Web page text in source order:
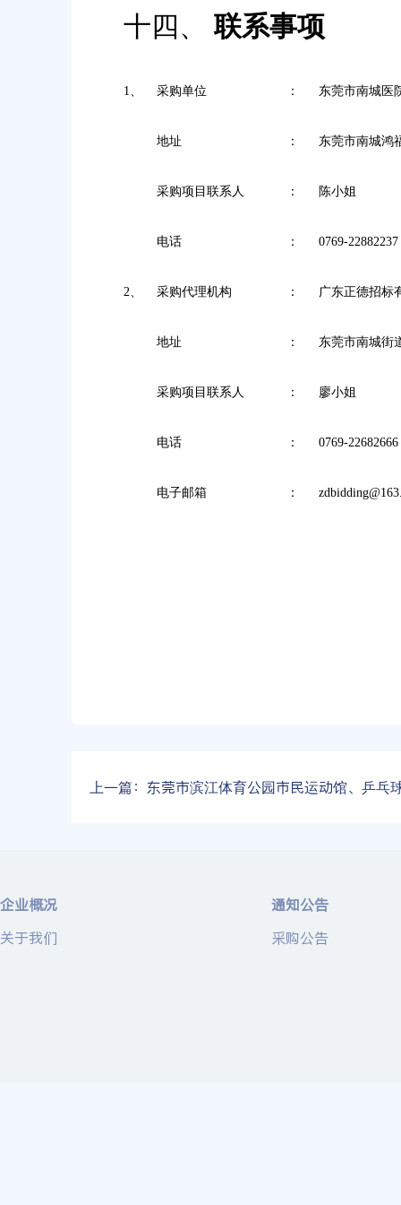
十四、联系事项
1、 采购单位 ： 东莞市南城医
地址 ： 东莞市南城鸿
采购项目 联系人 ： 陈小姐
电话 ： 0769-22882237
2、 采购代理机构 ： 广东正德招标
地址 ： 东莞市南城街
采购项目 联系人 ： 廖小姐
电话 ： 0769-22682666
电子邮箱 ：
上一篇： 东莞市滨江体育公园市民运动馆、乒乓球馆运营及武术棋艺培训合作机构引进项目公开
企业概况
关于我们
通知公告
采购公告